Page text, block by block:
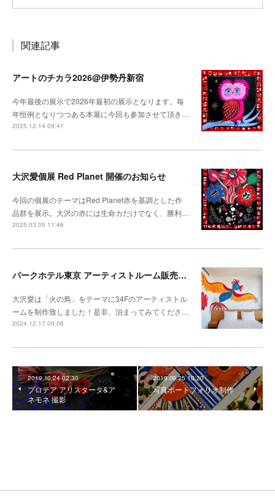
関連記事
アートのチカラ2026@伊勢丹新宿
今年最後の展示で2026年最初の展示となります。毎
年恒例となりつつある本展に今回も参加させて頂き…
2025.12.14 09:41
大沢愛個展 Red Planet 開催のお知らせ
今回の個展のテーマはRed Planet赤を基調とした作
品群を展示。大沢の赤には生命カだけでなく、勝利…
2025.03.05 11:46
パークホテル東京 アーティストルーム販売開始
大沢愛は「火の鳥」をテーマに34Fのアーティストル
ームを制作致しました！是非、泊まってみてくださ…
2024.12.17 09:06
2019.10.24 02:30
プロテア アリスタータ&ア
ネモネ 撮影
2019.09.25 10:20
写真ポートフォリオ制作